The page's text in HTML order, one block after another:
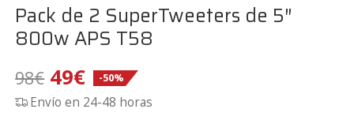
Pack de 2 SuperTweeters de 5″
800w APS T58
98€ El
precio
49€El
precio
-50%
Envío en 24-48 horas